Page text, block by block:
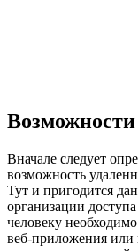
Вначале следует
возможность
Тут и пригодится
организации доступа
человеку
веб-приложения или